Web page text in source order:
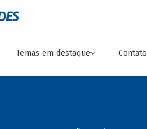
Temas em destaque Contato